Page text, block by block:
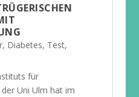
, Diabetes, Test,
für
Uni Ulm hat im